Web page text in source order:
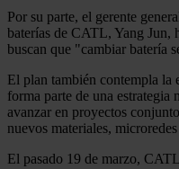
Por su parte, el gerente
baterías de CATL, Yang Jun,
buscan que "cambiar batería
El plan también contempla
forma parte de una estrategia
avanzar en proyectos
nuevos materiales,
El pasado 19 de marzo,